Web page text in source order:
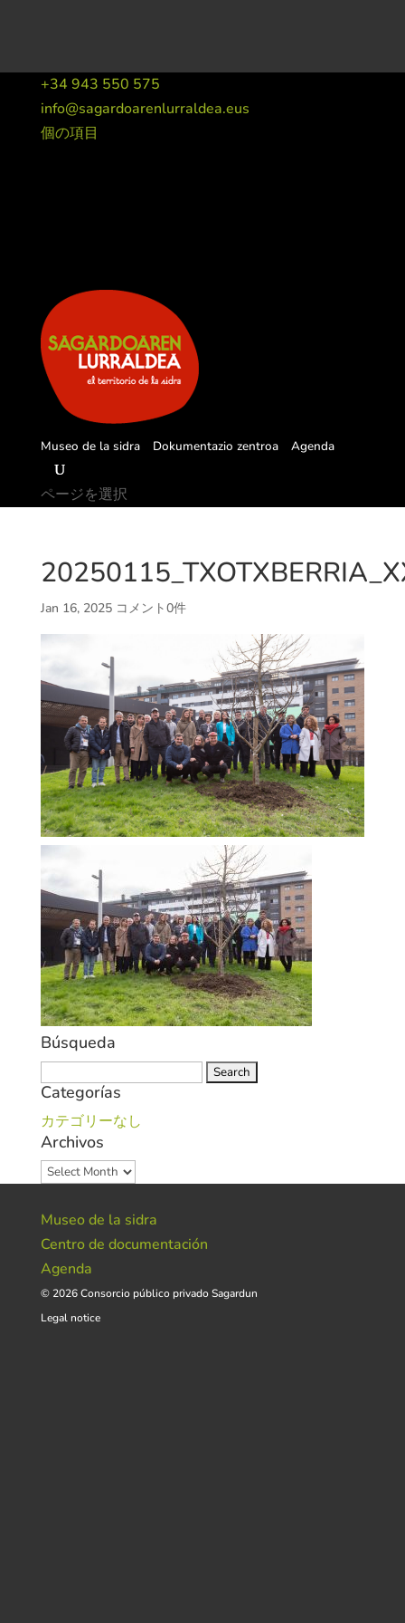
+34 943 550 575
info@sagardoarenlurraldea.eus
個の項目
Museo de la sidra Dokumentazio zentroa Agenda
ページを選択
Jan 16, 2025 コメント0件
Búsqueda
for:
Categorías
カテゴリーなし
Archivos
Archivos
Museo de la sidra
Centro de documentación
Agenda
© 2026 Consorcio público privado Sagardun
Legal notice